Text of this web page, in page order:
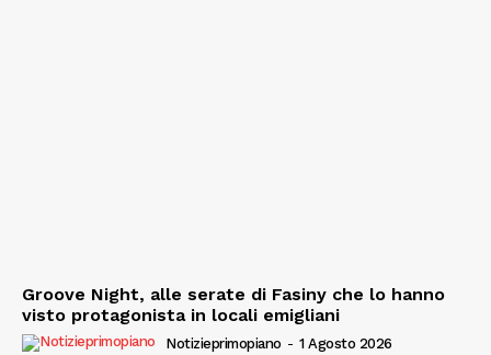
Groove Night, alle serate di Fasiny che lo hanno
visto protagonista in locali emigliani
Notizieprimopiano - 1 Agosto 2026